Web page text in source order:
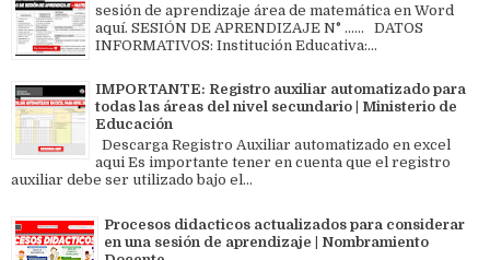
sesión de aprendizaje área de matemática en Word
aquí. SESIÓN DE APRENDIZAJE N° ...... DATOS
INFORMATIVOS: Institución Educativa:...
IMPORTANTE: Registro auxiliar automatizado para
todas las áreas del nivel secundario | Ministerio de
Educación
Descarga Registro Auxiliar automatizado en excel
aqui Es importante tener en cuenta que el registro
auxiliar debe ser utilizado bajo el...
Procesos didacticos actualizados para considerar
en una sesión de aprendizaje | Nombramiento